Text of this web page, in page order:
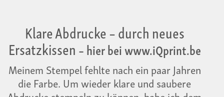
Klare Abdrucke – durch neues
Ersatzkissen– hier bei www.iQprint.be
Meinem Stempel fehlte nach ein paar Jahren
die Farbe. Um wieder klare und saubere